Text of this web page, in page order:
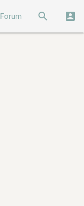
Forum search account_box